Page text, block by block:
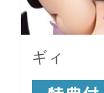
ギィ